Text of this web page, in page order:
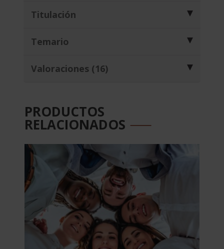
Titulación
Temario
Valoraciones (16)
PRODUCTOS
RELACIONADOS